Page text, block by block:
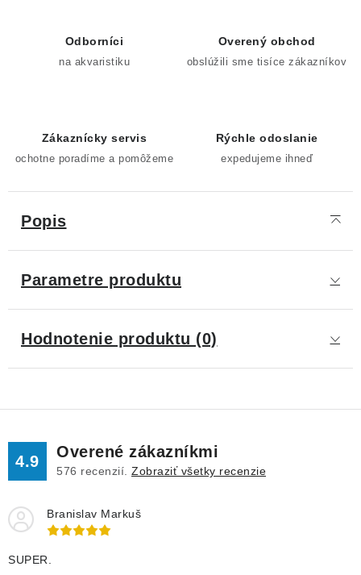
Odborníci
na akvaristiku
Overený obchod
obslúžili sme tisíce zákazníkov
Zákaznícky servis
ochotne poradíme a pomôžeme
Rýchle odoslanie
expedujeme ihneď
Popis
Parametre produktu
Hodnotenie produktu (0)
4.9
Overené zákazníkmi
576 recenzií. Zobraziť všetky recenzie
Branislav Markuš
SUPER.